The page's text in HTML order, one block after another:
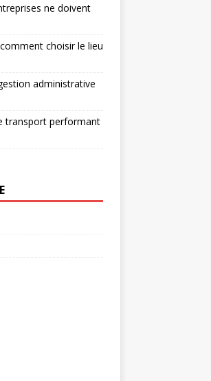
ne doivent
choisir le lieu
administrative
transport performant